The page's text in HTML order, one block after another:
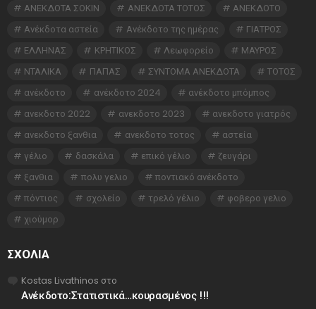
ΑΝΕΚΔΟΤΑ ΣΟΚΙΝ
ΑΝΕΚΔΟΤΑ ΤΟΤΟΣ
ΑΝΕΚΔΟΤΟ
Ανέκδοτα αστεία
Ανέκδοτο της ημέρας
ΓΙΑΤΡΟΣ
ΕΛΛΗΝΑΣ
ΚΡΗΤΙΚΟΣ Λεωφορείο
ΜΑΥΡΟΣ
ΝΤΑΛΙΚΑ
ΠΑΠΑΣ ΣΥΝΤΟΜΑ ΑΝΕΚΔΟΤΑ
ΤΟΤΟΣ
ανέκδοτο
ανέκδοτο 2024
ανέκδοτο μπόμπος
ανεκδοτο 2022
ανεκδοτο 2023
ανεκδοτο γιατρός
ανεκδοτο ξανθια
ανεκδοτο τοτος
αστεία
γέλιο
δασκάλα επικό γέλιο
ζευγάρι
ξανθια
πολυ γελιο
ποντιακό ανέκδοτο
πόντιος
σχολείο τρελό γέλιο
φοβερο γελιο
χιούμορ
ΣΧΌΛΙΑ
Kostas Livathinos στο
Ανέκδοτο:Στατιστικά…κουρασμένος !!!